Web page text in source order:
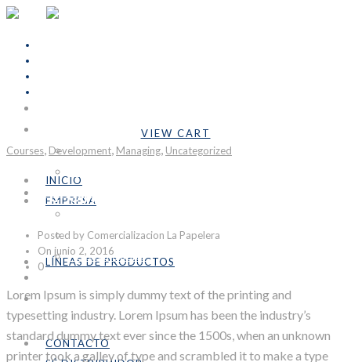
VIEW CART
Subtotal:Bs.0,00
INICIO
EMPRESA
Formulario COVID-19
LÍNEAS DE PRODUCTOS
Emprendedores
Personalizables
CONTACTO
Nosotros
Emprendedores
Personalizables
SÉ DISTRIBUIDOR
Courses, Development, Managing, Uncategorized
More Unique Design
Posted by Comercializacion La Papelera
On junio 2, 2016
0
Lorem Ipsum is simply dummy text of the printing and
typesetting industry. Lorem Ipsum has been the industry’s
standard dummy text ever since the 1500s, when an unknown
printer took a galley of type and scrambled it to make a type